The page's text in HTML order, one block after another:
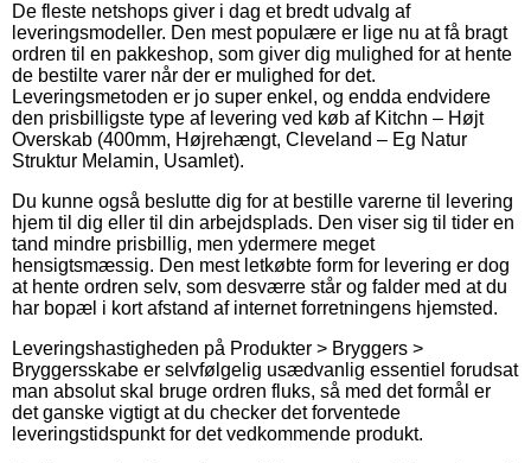
De fleste netshops giver i dag et bredt udvalg af
leveringsmodeller. Den mest populære er lige nu at få bragt
ordren til en pakkeshop, som giver dig mulighed for at hente
de bestilte varer når der er mulighed for det.
Leveringsmetoden er jo super enkel, og endda endvidere
den prisbilligste type af levering ved køb af Kitchn – Højt
Overskab (400mm, Højrehængt, Cleveland – Eg Natur
Struktur Melamin, Usamlet).
Du kunne også beslutte dig for at bestille varerne til levering
hjem til dig eller til din arbejdsplads. Den viser sig til tider en
tand mindre prisbillig, men ydermere meget
hensigtsmæssig. Den mest letkøbte form for levering er dog
at hente ordren selv, som desværre står og falder med at du
har bopæl i kort afstand af internet forretningens hjemsted.
Leveringshastigheden på Produkter > Bryggers >
Bryggersskabe er selvfølgelig usædvanlig essentiel forudsat
man absolut skal bruge ordren fluks, så med det formål er
det ganske vigtigt at du checker det forventede
leveringstidspunkt for det vedkommende produkt.